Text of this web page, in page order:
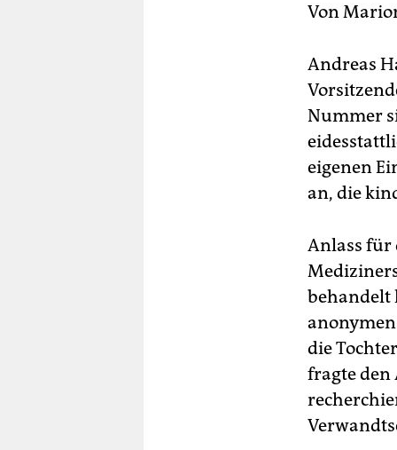
Von
Andreas
Nummer
eigenen
an, die
Anlass für
behandelt
die
fragte den